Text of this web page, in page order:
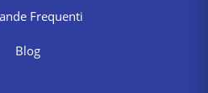
Frequenti
Blog